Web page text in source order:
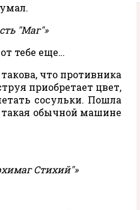
"Маг"»
тебе еще…
что противника
приобретает цвет,
сосульки. Пошла
обычной машине
Стихий"»